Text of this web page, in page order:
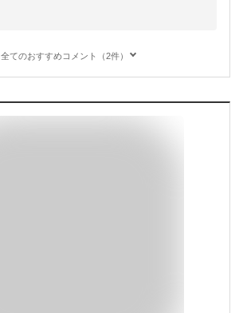
全てのおすすめコメント（2件）